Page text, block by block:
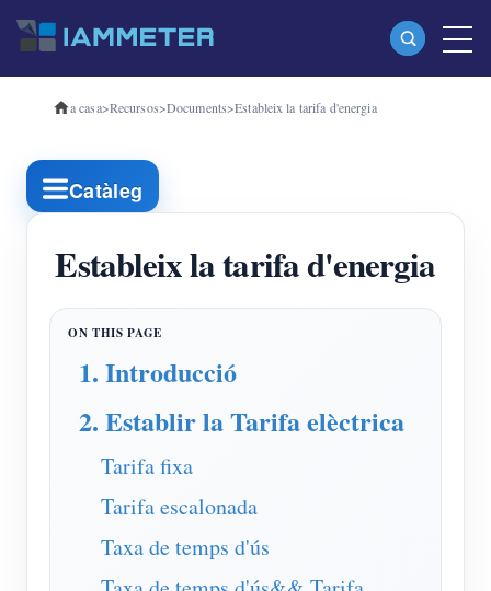
Productes
Mesurador d'energia Wi-Fi monofàsic (WEM3080)
Mesurador d'energia Wi-Fi trifàsic (WEM3080T)
Mesurador d'energia Wi-Fi trifàsic (WEM3046T)
Mesurador d'energia Wi-Fi trifàsic (WEM3050T)
Controlador d'alimentació WiFi
IAMMETER Cloud Pro
Servei d'autoallotjament
Carregador EV
Simulador IAMMETER
Mesurador virtual
Sistema de Predicció i Simulació Energètica
a casa>Recursos>Documents>Estableix la tarifa d'energia
Catàleg
Estableix la tarifa d'energia
1. Introducció
2. Establir la Tarifa elèctrica
Tarifa fixa
Tarifa escalonada
Taxa de temps d'ús